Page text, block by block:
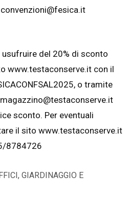
del 20% di sconto
www.testaconserve.it con il
o tramite
sconto. Per eventuali
il sito www.testaconserve.it
8784726
GIARDINAGGIO E